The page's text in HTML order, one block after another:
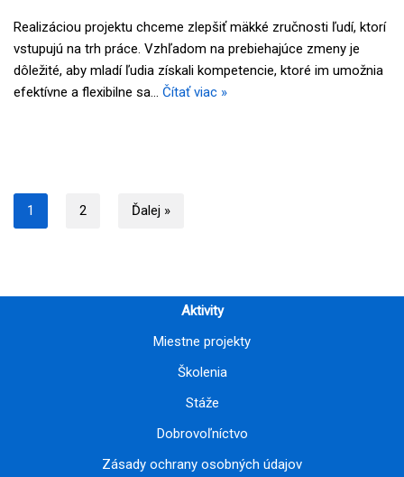
Realizáciou projektu chceme zlepšiť mäkké zručnosti ľudí, ktorí
vstupujú na trh práce. Vzhľadom na prebiehajúce zmeny je
dôležité, aby mladí ľudia získali kompetencie, ktoré im umožnia
efektívne a flexibilne sa… Čítať viac »
1 2 Ďalej »
Aktivity
Miestne projekty
Školenia
Stáže
Dobrovoľníctvo
Zásady ochrany osobných údajov